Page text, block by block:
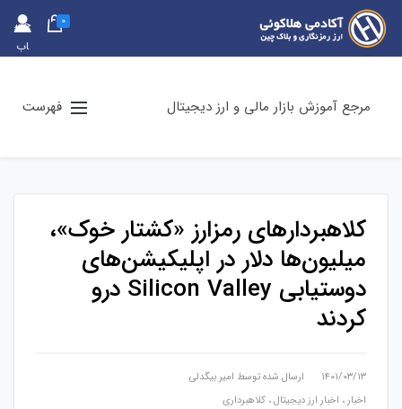
حس
اب
0
مرجع آموزش بازار مالی و ارز دیجیتال فهرست
کلاهبردارهای رمزارز «کشتار خوک»،
میلیون‌ها دلار در اپلیکیشن‌های
دوستیابی Silicon Valley درو
کردند
۱۴۰۱/۰۳/۱۳ ارسال شده توسط امیر بیگدلی
اخبار ، اخبار ارز دیجیتال، کلاهبرداری